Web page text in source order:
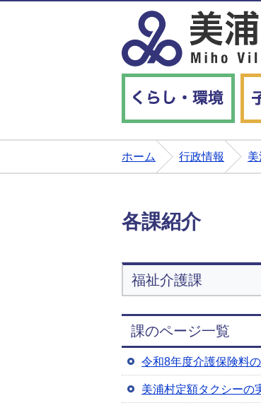
ホーム 行政情報
各課紹介
福祉介護課
課のページ一覧
令和8年度介護保険料
美浦村定額タクシーの